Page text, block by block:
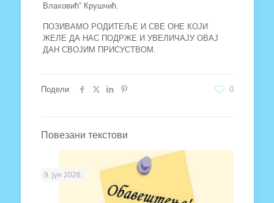
Влаховић“ Крушчић.
ПОЗИВАМО РОДИТЕЉЕ И СВЕ ОНЕ КОЈИ
ЖЕЛЕ ДА НАС ПОДРЖЕ И УВЕЛИЧАЈУ ОВАЈ
ДАН СВОЈИМ ПРИСУСТВОМ.
Подели 0
Повезани текстови
9. јун 2026.